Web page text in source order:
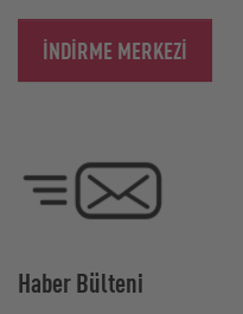
İNDIRME MERKEZI
Haber Bülteni